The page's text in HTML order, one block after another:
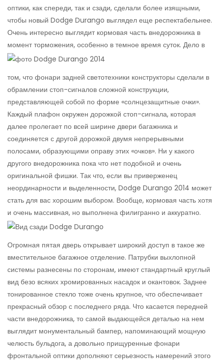
оптики, как спереди, так и сзади, сделали более изящными,
чтобы новый Dodge Durango выглядел еще респектабельнее.
Очень интересно выглядит кормовая часть внедорожника в
момент торможения, особенно в темное время суток. Дело в
том, что фонари задней светотехники конструкторы сделали в
обрамлении стоп-сигналов сложной конструкции,
представляющей собой по форме «солнцезащитные очки».
Каждый плафон окружен дорожкой стоп-сигнала, которая
далее пролегает по всей ширине двери багажника и
соединяется с другой дорожкой двумя непрерывными
полосами, образующими оправу этих «очков». Ни у какого
другого внедорожника пока что нет подобной и очень
оригинальной фишки. Так что, если вы приверженец
неординарности и выделенности, Dodge Durango 2014 может
стать для вас хорошим выбором. Вообще, кормовая часть хотя
и очень массивная, но выполнена филигранно и аккуратно.
Огромная пятая дверь открывает широкий доступ в такое же
вместительное багажное отделение. Патрубки выхлопной
системы разнесены по сторонам, имеют стандартный круглый
вид безо всяких хромированных насадок и окантовок. Заднее
тонированное стекло тоже очень крупное, что обеспечивает
прекрасный обзор с последнего ряда. Что касается передней
части внедорожника, то самой выдающейся деталью на нем
выглядит монументальный бампер, напоминающий мощную
челюсть бульдога, а довольно прищуренные фонари
фронтальной оптики дополняют серьезность намерений этого